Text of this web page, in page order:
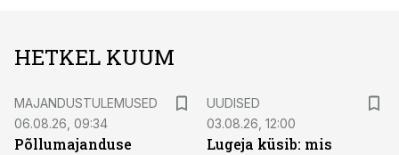
HETKEL KUUM
MAJANDUSTULEMUSED
06.08.26, 09:34
Põllumajanduse
UUDISED
03.08.26, 12:00
Lugeja küsib: mis